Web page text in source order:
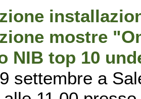
mostre
NIB top 10
settembre a